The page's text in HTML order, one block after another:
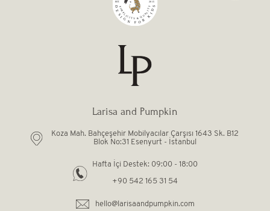
Larisa and Pumpkin
Koza Mah. Bahçeşehir Mobilyacılar Çarşısı 1643 Sk. B12
Blok No:31 Esenyurt - İstanbul
Hafta İçi Destek: 09:00 - 18:00
+90 542 165 31 54
hello@larisaandpumpkin.com